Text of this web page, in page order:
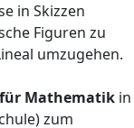
in Skizzen
Figuren zu
umzugehen.
Mathematik in
zum